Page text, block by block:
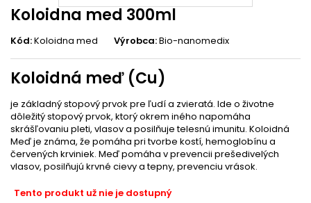
Koloidna med 300ml
Kód:Koloidna med Výrobca:Bio-nanomedix
Koloidná meď (Cu)
je základný stopový prvok pre ľudí a zvieratá. Ide o životne
dôležitý stopový prvok, ktorý okrem iného napomáha
skrášľovaniu pleti, vlasov a posilňuje telesnú imunitu. Koloidná
Meď je známa, že pomáha pri tvorbe kostí, hemoglobínu a
červených krviniek. Meď pomáha v prevencii prešedivelých
vlasov, posilňujú krvné cievy a tepny, prevenciu vrások.
Tento produkt už nie je dostupný